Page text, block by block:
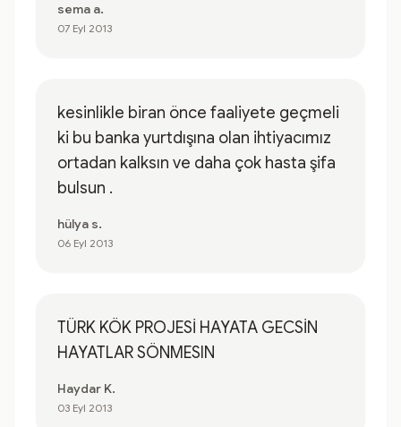
sema a.
07 Eyl 2013
kesinlikle biran önce faaliyete geçmeli
ki bu banka yurtdışına olan ihtiyacımız
ortadan kalksın ve daha çok hasta şifa
bulsun .
hülya s.
06 Eyl 2013
TÜRK KÖK PROJESİ HAYATA GECSİN
HAYATLAR SÖNMESIN
Haydar K.
03 Eyl 2013